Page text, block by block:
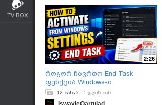
TV BOX
2:26
როგორ ჩავრთო End Task
ფუნქცია Windows-ი
12 ნახვა 1 დღის წინ